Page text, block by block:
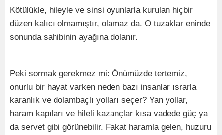
Kötülükle, hileyle ve sinsi oyunlarla kurulan hiçbir
düzen kalıcı olmamıştır, olamaz da. O tuzaklar eninde
sonunda sahibinin ayağına dolanır.
Peki sormak gerekmez mi: Önümüzde tertemiz,
onurlu bir hayat varken neden bazı insanlar ısrarla
karanlık ve dolambaçlı yolları seçer? Yan yollar,
haram kapıları ve hileli kazançlar kısa vadede güç ya
da servet gibi görünebilir. Fakat haramla gelen, huzuru